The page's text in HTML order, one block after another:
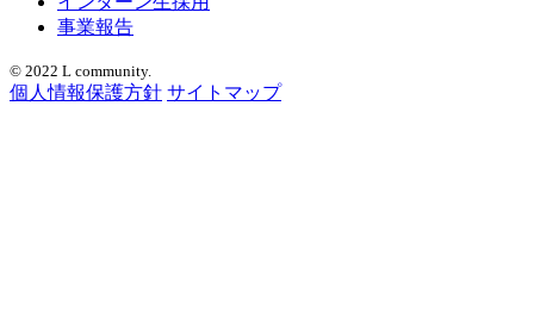
事業報告
© 2022 L community.
個人情報保護方針 サイトマップ